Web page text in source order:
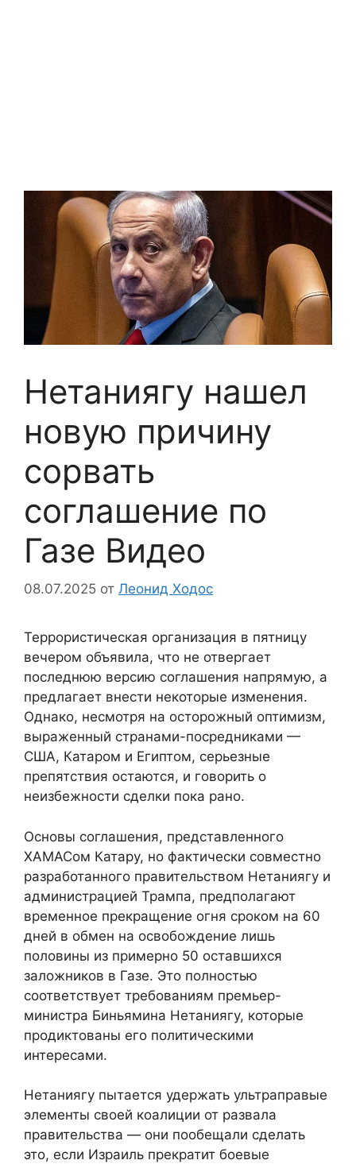
Нетаниягу нашел
новую причину
сорвать
соглашение по
Газе Видео
08.07.2025 от Леонид Ходос
Террористическая организация в пятницу
вечером объявила, что не отвергает
последнюю версию соглашения напрямую, а
предлагает внести некоторые изменения.
Однако, несмотря на осторожный оптимизм,
выраженный странами-посредниками —
США, Катаром и Египтом, серьезные
препятствия остаются, и говорить о
неизбежности сделки пока рано.
Основы соглашения, представленного
ХАМАСом Катару, но фактически совместно
разработанного правительством Нетаниягу и
администрацией Трампа, предполагают
временное прекращение огня сроком на 60
дней в обмен на освобождение лишь
половины из примерно 50 оставшихся
заложников в Газе. Это полностью
соответствует требованиям премьер-
министра Биньямина Нетаниягу, которые
продиктованы его политическими
интересами.
Нетаниягу пытается удержать ультраправые
элементы своей коалиции от развала
правительства — они пообещали сделать
это, если Израиль прекратит боевые